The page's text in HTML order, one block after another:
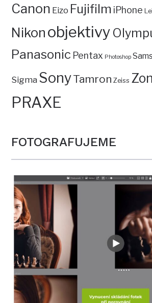
Canon Eizo Fujifilm iPhone
Nikon objektivy
Panasonic Pentax Photoshop
Sigma SonyTamron Zeiss
PRAXE
FOTOGRAFUJEME